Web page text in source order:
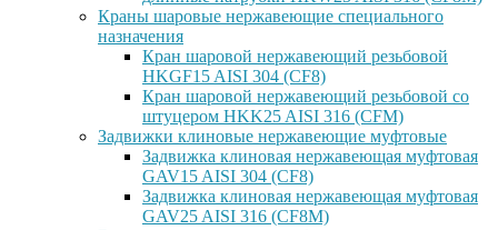
Краны шаровые нержавеющие специального
назначения
Кран шаровой нержавеющий резьбовой
HKGF15 AISI 304 (CF8)
Кран шаровой нержавеющий резьбовой со
штуцером HKK25 AISI 316 (CFM)
Задвижки клиновые нержавеющие муфтовые
Задвижка клиновая нержавеющая муфтовая
GAV15 AISI 304 (CF8)
Задвижка клиновая нержавеющая муфтовая
GAV25 AISI 316 (CF8M)